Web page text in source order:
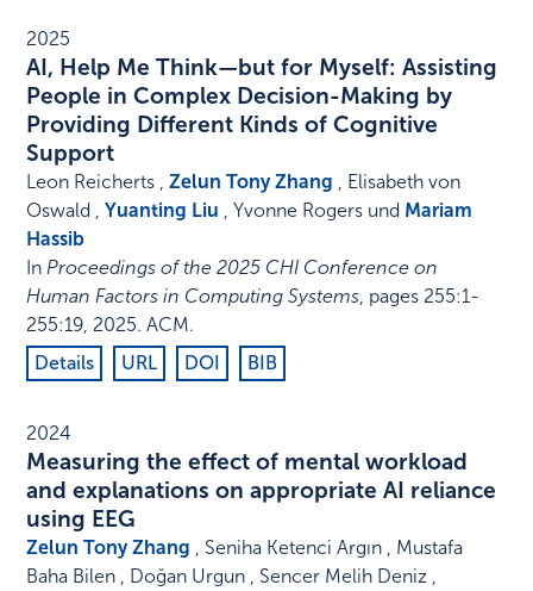
2025
AI, Help Me Think—but for Myself: Assisting
People in Complex Decision-Making by
Providing Different Kinds of Cognitive
Support
Leon Reicherts ,Zelun Tony Zhang , Elisabeth von
Oswald ,Yuanting Liu , Yvonne Rogers und Mariam
Hassib
InProceedings of the 2025 CHI Conference on
Human Factors in Computing Systems, pages 255:1-
255:19, 2025.ACM.
Details
URL DOI BIB
2024
Measuring the effect of mental workload
and explanations on appropriate AI reliance
using EEG
Zelun Tony Zhang , Seniha Ketenci Argın , Mustafa
Baha Bilen , Doğan Urgun , Sencer Melih Deniz ,